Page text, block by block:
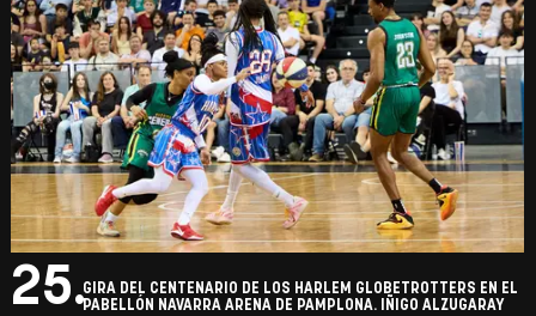
25.GIRA DEL CENTENARIO DE LOS HARLEM GLOBETROTTERS EN EL
PABELLÓN NAVARRA ARENA DE PAMPLONA. IÑIGO ALZUGARAY